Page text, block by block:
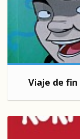
Viaje de fin